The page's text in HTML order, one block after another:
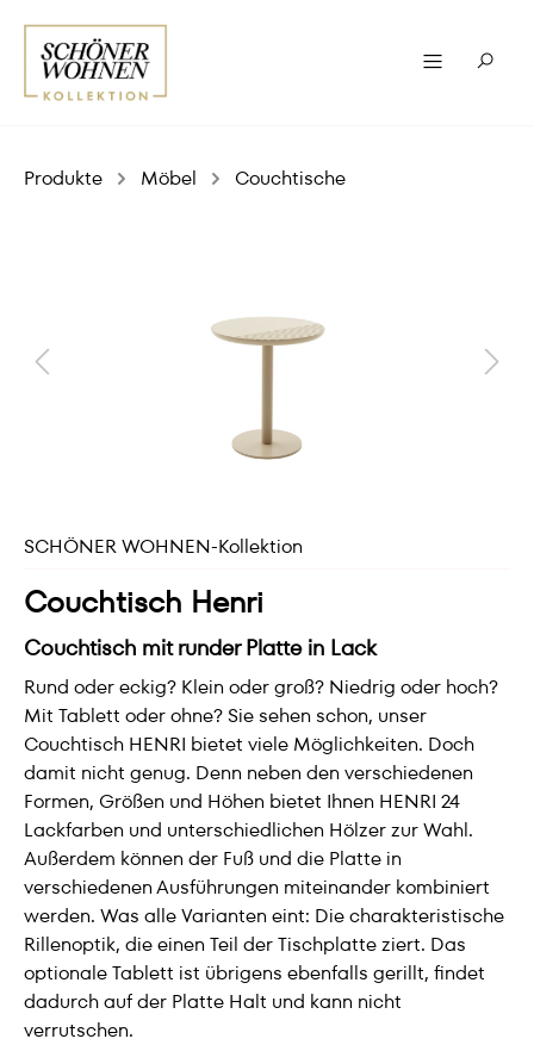
Produkte Möbel Couchtische
SCHÖNER WOHNEN-Kollektion
Couchtisch Henri
Couchtisch mit runder Platte in Lack
Rund oder eckig? Klein oder groß? Niedrig oder hoch?
Mit Tablett oder ohne? Sie sehen schon, unser
Couchtisch HENRI bietet viele Möglichkeiten. Doch
damit nicht genug. Denn neben den verschiedenen
Formen, Größen und Höhen bietet Ihnen HENRI 24
Lackfarben und unterschiedlichen Hölzer zur Wahl.
Außerdem können der Fuß und die Platte in
verschiedenen Ausführungen miteinander kombiniert
werden. Was alle Varianten eint: Die charakteristische
Rillenoptik, die einen Teil der Tischplatte ziert. Das
optionale Tablett ist übrigens ebenfalls gerillt, findet
dadurch auf der Platte Halt und kann nicht
verrutschen.